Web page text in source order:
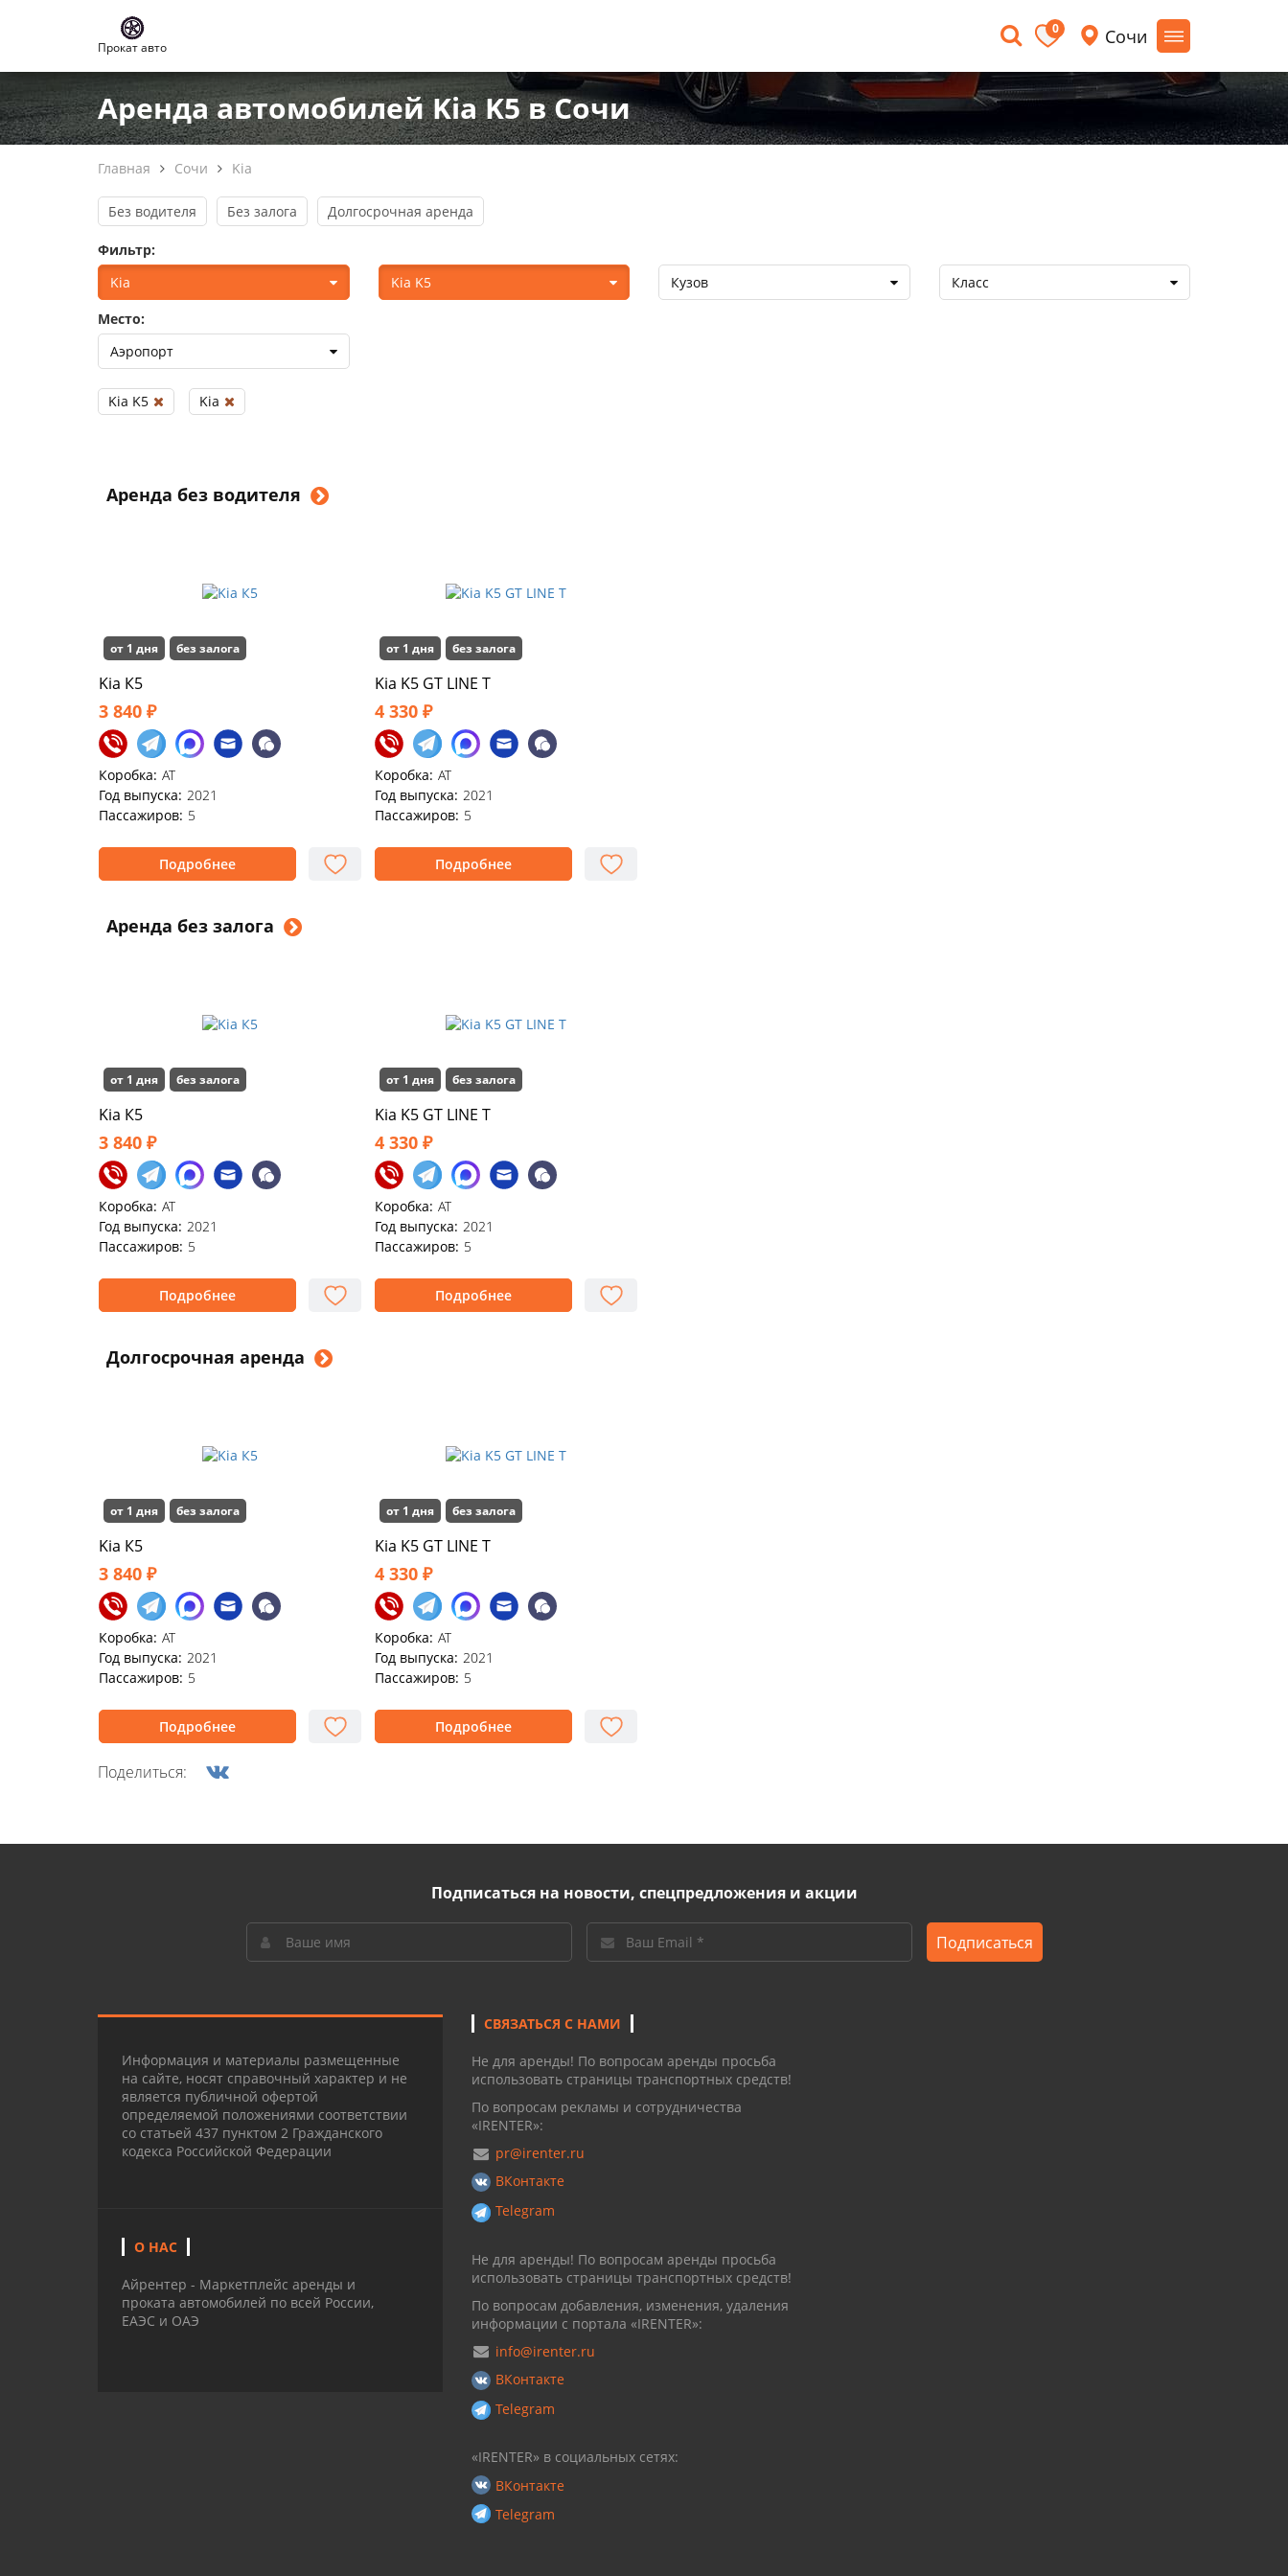
Прокат авто
0 Сочи
Аренда автомобилей Kia K5 в Сочи
Главная Сочи Kia
Аренда без водителя
от 1 дня без залога
Kia К5
3 840 ₽
Коробка: AT
Год выпуска: 2021
Пассажиров: 5
Подробнее
от 1 дня без залога
Kia K5 GT LINE T
4 330 ₽
Коробка: АТ
Год выпуска: 2021
Пассажиров: 5
Подробнее
Аренда без залога
от 1 дня без залога
Kia К5
3 840 ₽
Коробка: AT
Год выпуска: 2021
Пассажиров: 5
Подробнее
от 1 дня без залога
Kia K5 GT LINE T
4 330 ₽
Коробка: АТ
Год выпуска: 2021
Пассажиров: 5
Подробнее
Долгосрочная аренда
от 1 дня без залога
Kia К5
3 840 ₽
Коробка: AT
Год выпуска: 2021
Пассажиров: 5
Подробнее
от 1 дня без залога
Kia K5 GT LINE T
4 330 ₽
Коробка: АТ
Год выпуска: 2021
Пассажиров: 5
Подробнее
Поделиться:
Без водителя Без залога Долгосрочная аренда
Фильтр:
Kia
Kia K5 Кузов Класс
Место:
Аэропорт
Kia K5 Kia
Подписаться на новости, спецпредложения и акции
Подписаться
Информация и материалы размещенные
на сайте, носят справочный характер и не
является публичной офертой
определяемой положениями соответствии
со статьей 437 пунктом 2 Гражданского
кодекса Российской Федерации
О НАС
Айрентер - Маркетплейс аренды и
проката автомобилей по всей России,
ЕАЭС и ОАЭ
СВЯЗАТЬСЯ С НАМИ
Не для аренды! По вопросам аренды просьба
использовать страницы транспортных средств!
По вопросам рекламы и сотрудничества
«IRENTER»:
pr@irenter.ru
ВКонтакте
Telegram
Не для аренды! По вопросам аренды просьба
использовать страницы транспортных средств!
По вопросам добавления, изменения, удаления
информации с портала «IRENTER»:
info@irenter.ru
ВКонтакте
Telegram
«IRENTER» в социальных сетях:
ВКонтакте
Telegram